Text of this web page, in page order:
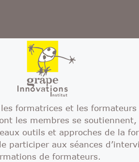
formatrices et les
les membres se
outils et approches de la
participer aux séances
de formateurs.